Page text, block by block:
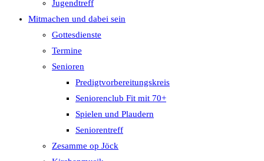
Jugendtreff
Mitmachen und dabei sein
Gottesdienste
Termine
Senioren
Predigtvorbereitungskreis
Seniorenclub Fit mit 70+
Spielen und Plaudern
Seniorentreff
Zesamme op Jöck